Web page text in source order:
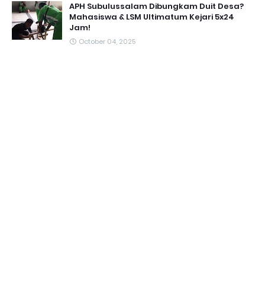
APH Subulussalam Dibungkam Duit Desa?
Mahasiswa & LSM Ultimatum Kejari 5x24
Jam!
October 04, 2025